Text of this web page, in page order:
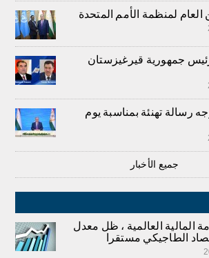
العام لمنظمة الأمم المتحدة
جمهورية قيرغيزستان
رسالة تهنئة بمناسبة يوم
جميع الأخبار
المالية العالمية ، ظل معدل
الطاجيكي مستقرا